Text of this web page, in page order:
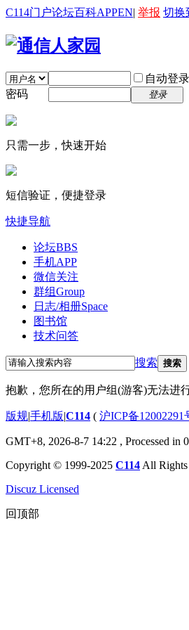
C114门户论坛百科APPEN| 举报 切换
自动登录
密码
登录
只需一步，快速开始
短信验证，便捷登录
快捷导航
论坛BBS
手机APP
微信关注
群组Group
日志/相册Space
图书馆
技术问答
搜索 搜索
抱歉，您所在的用户组(游客)无法进
版规|手机版|C114 ( 沪ICP备12002291
GMT+8, 2026-8-7 14:22 , Processed in
Copyright © 1999-2025 C114 All Rights
Discuz Licensed
回顶部